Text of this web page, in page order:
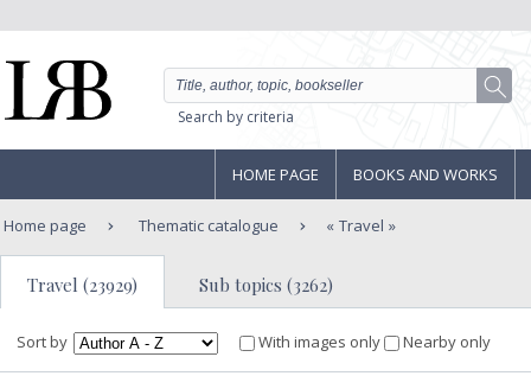
Search by criteria
HOME PAGE BOOKS AND WORKS
Home page Thematic catalogue Travel
Travel (23929) Sub topics (3262)
Sort by With images only Nearby only